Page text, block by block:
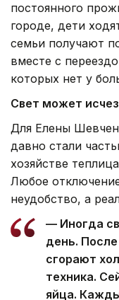
постоянного
городе, дети
семьи получают
вместе с
которых нет у
Свет может
Для Елены
давно стали
хозяйстве
Любое
неудобство, а
— Иногда
день.
сгорают
техника.
яйца.